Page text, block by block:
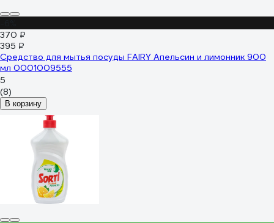
370 ₽
395 ₽
Средство для мытья посуды FAIRY Апельсин и лимонник 900
мл 0001009555
5
(8)
В корзину